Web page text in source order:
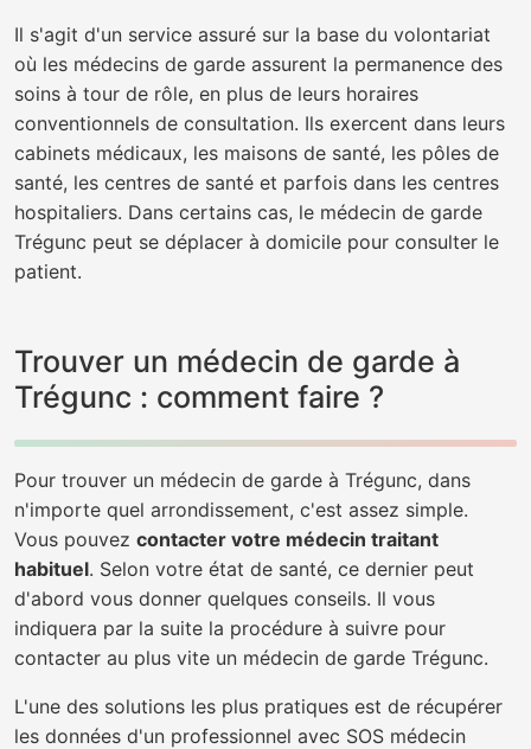
Il s'agit d'un service assuré sur la base du volontariat
où les médecins de garde assurent la permanence des
soins à tour de rôle, en plus de leurs horaires
conventionnels de consultation. Ils exercent dans leurs
cabinets médicaux, les maisons de santé, les pôles de
santé, les centres de santé et parfois dans les centres
hospitaliers. Dans certains cas, le médecin de garde
Trégunc peut se déplacer à domicile pour consulter le
patient.
Trouver un médecin de garde à
Trégunc : comment faire ?
Pour trouver un médecin de garde à Trégunc, dans
n'importe quel arrondissement, c'est assez simple.
Vous pouvez contacter votre médecin traitant
habituel. Selon votre état de santé, ce dernier peut
d'abord vous donner quelques conseils. Il vous
indiquera par la suite la procédure à suivre pour
contacter au plus vite un médecin de garde Trégunc.
L'une des solutions les plus pratiques est de récupérer
les données d'un professionnel avec SOS médecin